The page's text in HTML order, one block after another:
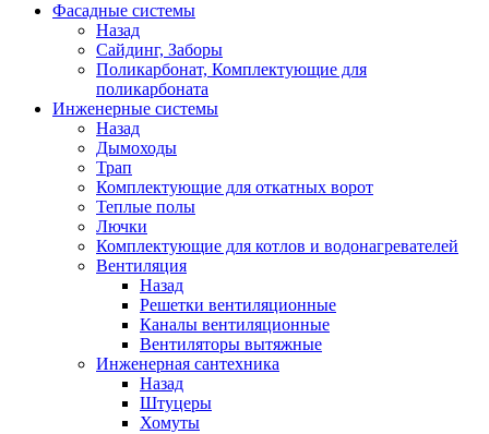
Фасадные системы
Назад
Сайдинг, Заборы
Поликарбонат, Комплектующие для
поликарбоната
Инженерные системы
Назад
Дымоходы
Трап
Комплектующие для откатных ворот
Теплые полы
Лючки
Комплектующие для котлов и водонагревателей
Вентиляция
Назад
Решетки вентиляционные
Каналы вентиляционные
Вентиляторы вытяжные
Инженерная сантехника
Назад
Штуцеры
Хомуты